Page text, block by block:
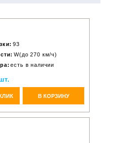
93
W(до 270 км/ч)
есть в наличии
В КОРЗИНУ